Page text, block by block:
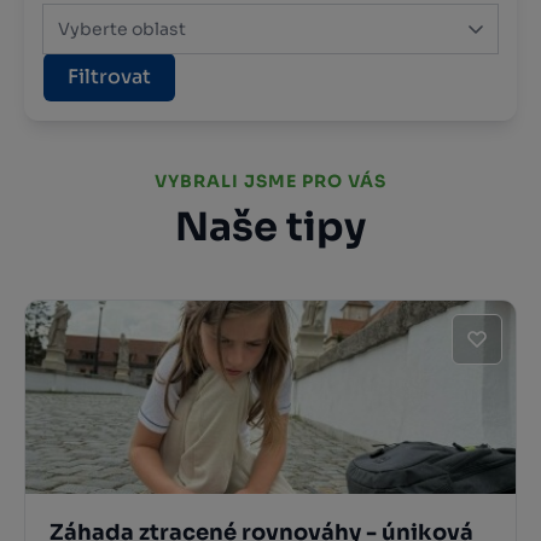
Vyberte oblast
Filtrovat
VYBRALI JSME PRO VÁS
Naše tipy
Záhada ztracené rovnováhy - úniková